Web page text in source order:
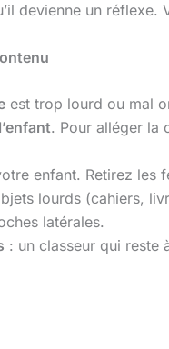
devienne un
est trop lourd ou mal
. Pour alléger la
enfant. Retirez les
lourds (cahiers,
latérales.
: un classeur qui reste